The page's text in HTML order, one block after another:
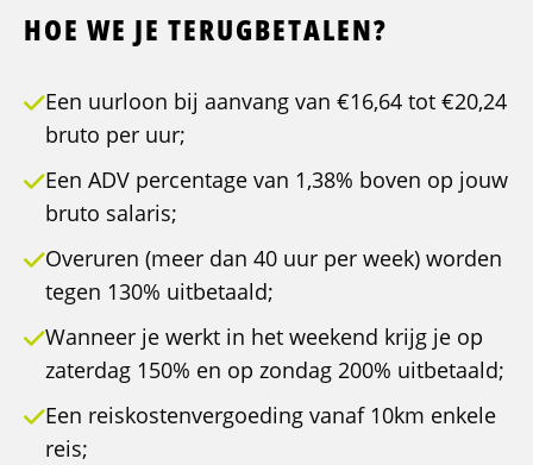
HOE WE JE TERUGBETALEN?
Een uurloon bij aanvang van €16,64 tot €20,24
bruto per uur;
Een ADV percentage van 1,38% boven op jouw
bruto salaris;
Overuren (meer dan 40 uur per week) worden
tegen 130% uitbetaald;
Wanneer je werkt in het weekend krijg je op
zaterdag 150% en op zondag 200% uitbetaald;
Een reiskostenvergoeding vanaf 10km enkele
reis;